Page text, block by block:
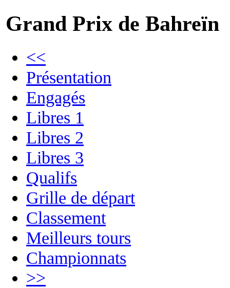
Grand Prix de Bahreïn
<<
Présentation
Engagés
Libres 1
Libres 2
Libres 3
Qualifs
Grille de départ
Classement
Meilleurs tours
Championnats
>>